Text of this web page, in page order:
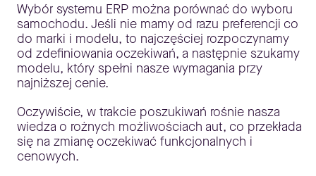
Wybór systemu ERP można porównać do wyboru
samochodu. Jeśli nie mamy od razu preferencji co
do marki i modelu, to najczęściej rozpoczynamy
od zdefiniowania oczekiwań, a następnie szukamy
modelu, który spełni nasze wymagania przy
najniższej cenie.
Oczywiście, w trakcie poszukiwań rośnie nasza
wiedza o rożnych możliwościach aut, co przekłada
się na zmianę oczekiwać funkcjonalnych i
cenowych.